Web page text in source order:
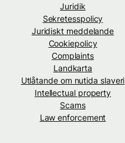
Juridik
Sekretesspolicy
Juridiskt meddelande
Cookiepolicy
Complaints
Landkarta
Utlåtande om nutida slaveri
Intellectual property
Scams
Law enforcement